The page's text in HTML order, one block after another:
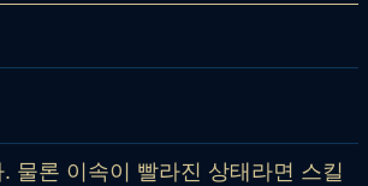
물론 이속이 빨라진 상태라면 스킬